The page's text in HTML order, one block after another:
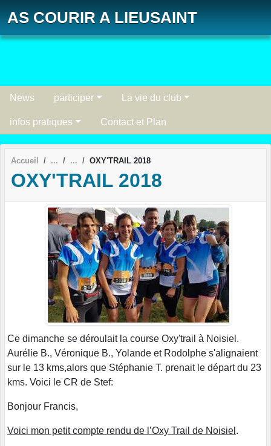
AS COURIR A LIEUSAINT
News participer La vie du club
infos pratiques Contact et Plan
Accueil OXY'TRAIL 2018
OXY'TRAIL 2018
Ce dimanche se déroulait la course Oxy'trail à Noisiel.
Aurélie B., Véronique B., Yolande et Rodolphe s'alignaient
sur le 13 kms,alors que Stéphanie T. prenait le départ du 23
kms. Voici le CR de Stef:
Bonjour Francis,
Voici mon petit compte rendu de l’Oxy Trail de Noisiel .